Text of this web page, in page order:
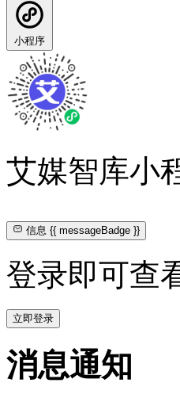
小程序
艾媒智库小
信息{{ messageBadge }}
登录即可查
立即登录
消息通知